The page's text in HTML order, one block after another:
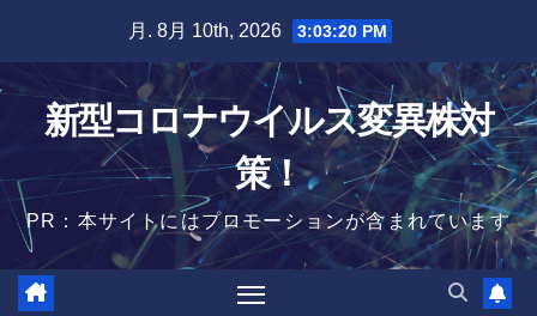
content
月. 8月 10th, 2026 3:03:21 PM
新型コロナウイルス変異株対
策！
PR：本サイトにはプロモーションが含まれています